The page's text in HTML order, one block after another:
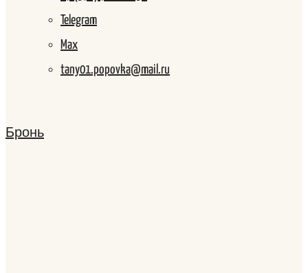
Telegram
Max
tany01.popovka@mail.ru
Бронь